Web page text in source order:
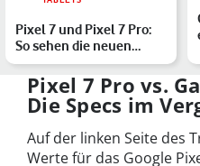
Pixel 7 und Pixel 7 Pro:
So sehen die neuen
Google-Handys aus
Pixel 7 Pro vs.
Die Specs im
Auf der linken Seite des
Werte für das Google